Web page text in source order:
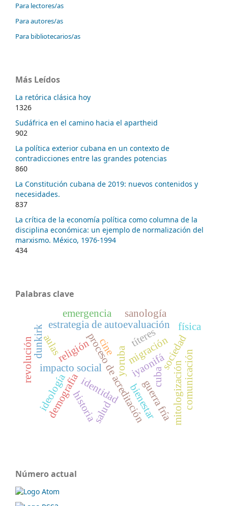
Para lectores/as
Para autores/as
Para bibliotecarios/as
Más Leídos
La retórica clásica hoy
1326
Sudáfrica en el camino hacia el apartheid
902
La política exterior cubana en un contexto de
contradicciones entre las grandes potencias
860
La Constitución cubana de 2019: nuevos contenidos y
necesidades.
837
La crítica de la economía política como columna de la
disciplina económica: un ejemplo de normalización del
marxismo. México, 1976-1994
434
Palabras clave
proceso de acreditación
estrategia de autoevaluación
impacto social
identidad
iyaonifá
religión yoruba
cuba
demografia
migraciónsociedad
dunkirk cine
historia
ideología mitologización
emergencia
bienestar
salud
sanología
títeres
revolución
física
aulas
guerra fría comunicación
Número actual